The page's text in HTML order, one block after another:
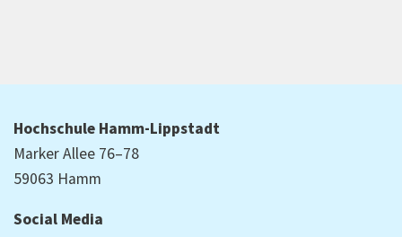
Hochschule Hamm-Lippstadt
Marker Allee 76–78
59063 Hamm
Social Media